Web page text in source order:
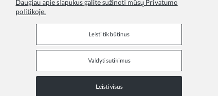
Daugiau apie slapukus galite sužinoti mūsų Privatumo
politikoje.
Leisti tik būtinus
Valdyti sutikimus
Leisti visus